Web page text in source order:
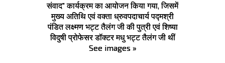
संवाद" कार्यक्रम का आयोजन किया गया, जिसमें
मुख्य अतिथि एवं वक्ता ध्रुवपदाचार्य पद्मश्री
पंडित लक्ष्मण भट्ट तैलंग जी की पुत्री एवं शिष्या
विदुषी प्रोफेसर डॉक्टर मधु भट्ट तैलंग जी थीं
See images »